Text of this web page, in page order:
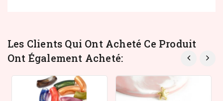
Les Clients Qui Ont Acheté Ce Produit
Ont Également Acheté: